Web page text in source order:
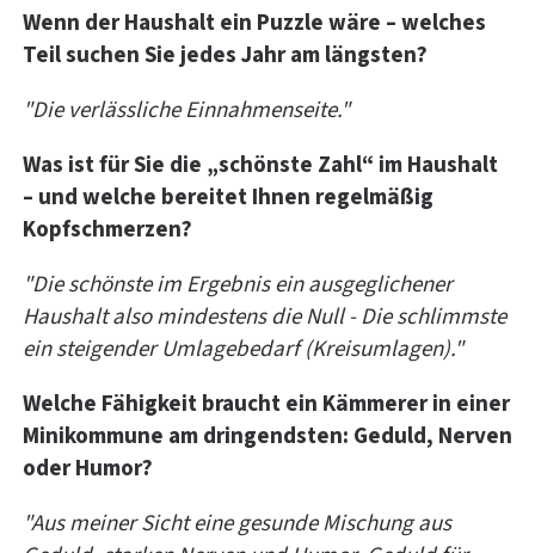
Wenn der Haushalt ein Puzzle wäre – welches
Teil suchen Sie jedes Jahr am längsten?
"Die verlässliche Einnahmenseite."
Was ist für Sie die „schönste Zahl“ im Haushalt
– und welche bereitet Ihnen regelmäßig
Kopfschmerzen?
"Die schönste im Ergebnis ein ausgeglichener
Haushalt also mindestens die Null - Die schlimmste
ein steigender Umlagebedarf (Kreisumlagen)."
Welche Fähigkeit braucht ein Kämmerer in einer
Minikommune am dringendsten: Geduld, Nerven
oder Humor?
"Aus meiner Sicht eine gesunde Mischung aus